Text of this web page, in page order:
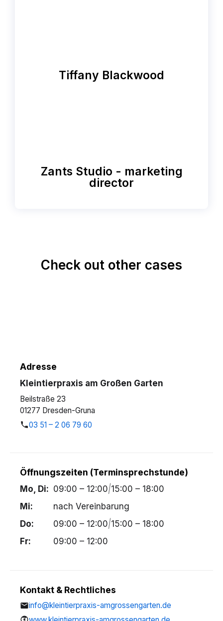
Tiffany Blackwood
Zants Studio - marketing
director
Check out other cases
Adresse
Kleintierpraxis am Großen Garten
Beilstraße 23
01277 Dresden-Gruna
03 51 – 2 06 79 60
Öffnungszeiten (Terminsprechstunde)
Mo, Di: 09:00 – 12:00|15:00 – 18:00
Mi:
nach Vereinbarung
Do:
09:00 – 12:00|15:00 – 18:00
Fr:
09:00 – 12:00
Kontakt & Rechtliches
info@kleintierpraxis-amgrossengarten.de